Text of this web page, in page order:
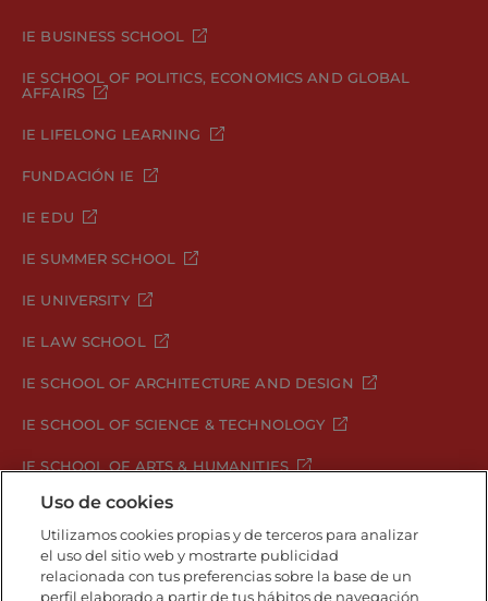
IE BUSINESS SCHOOL
IE SCHOOL OF POLITICS, ECONOMICS AND GLOBAL
AFFAIRS
IE LIFELONG LEARNING
FUNDACIÓN IE
IE EDU
IE SUMMER SCHOOL
IE UNIVERSITY
IE LAW SCHOOL
IE SCHOOL OF ARCHITECTURE AND DESIGN
IE SCHOOL OF SCIENCE & TECHNOLOGY
IE SCHOOL OF ARTS & HUMANITIES
Aviso legal
Política de Privacidad
Política de Cookies
Política de seguridad
Uso de cookies
Utilizamos cookies propias y de terceros para analizar
el uso del sitio web y mostrarte publicidad
relacionada con tus preferencias sobre la base de un
perfil elaborado a partir de tus hábitos de navegación